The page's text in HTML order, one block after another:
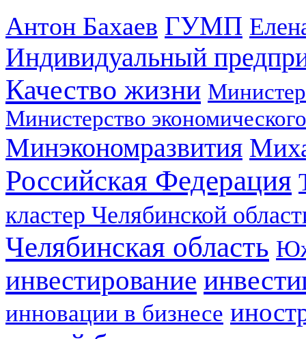
Антон Бахаев ГУМП
Индивидуальный
Качество жизни
Министерство
Минэкономразвития
Российская Федерация
кластер Челябинской
Челябинская область
инвестирование
инновации в бизнесе